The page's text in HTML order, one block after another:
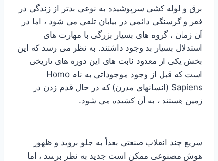
برق و لوله کشی سرپوشیده به نوعی بدتر از زندگی در
فقر و گرسنگی دائمی در بیابان تلقی می شود ، اما در
آن زمان ، گروه های بسیار بزرگی با مهارت های
استدلال بسیار بد وجود داشتند. به نظر می رسد که این
بخش یکی از معدود ثابت های این دوره های تاریخی
است که قبل از وجود موجوداتی به نام Homo
Sapiens (انسانهای مدرن) که در حال قدم زدن در
زمین هستند ، به آن کشیده می شود.
سریع چند انقلاب صنعتی بعداً به جلو بروید و ظهور
هوش مصنوعی ممکن است جدید به نظر برسد ، اما